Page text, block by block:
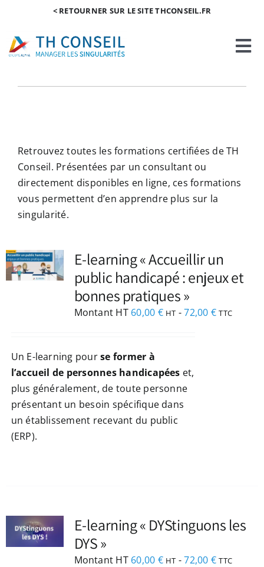
contenu
< RETOURNER SUR LE SITE THCONSEIL.FR
Panier
Retrouvez toutes les formations certifiées de TH
Conseil. Présentées par un consultant ou
directement disponibles en ligne, ces formations
vous permettent d’en apprendre plus sur la
singularité.
E-learning « Accueillir un
public handicapé : enjeux et
bonnes pratiques »
Montant HT 60,00 € HT -72,00 € TTC
Un E-learning pourse former à
l’accueil de personnes handicapées et,
plus généralement, de toute personne
présentant un besoin spécifique dans
un établissement recevant du public
(ERP).
E-learning « DYStinguons les
DYS »
Montant HT 60,00 € HT -72,00 € TTC